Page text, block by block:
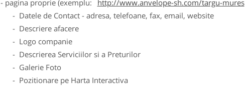
- pagina proprie (exemplu:
http://www.anvelope-sh.com/targu-mures
- Datele de Contact - adresa, telefoane, fax, email, website
- Descriere afacere
- Logo companie
- Descrierea Serviciilor si a Preturilor
- Galerie Foto
- Pozitionare pe Harta Interactiva